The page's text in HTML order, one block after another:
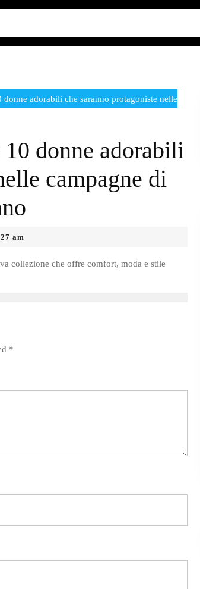
adorabili che saranno protagoniste nelle
donne adorabili
campagne di
am
collezione che offre comfort, moda e stile
*